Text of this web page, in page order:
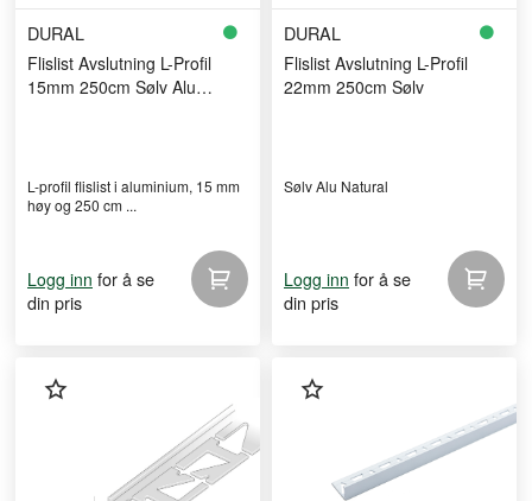
DURAL
Flislist Avslutning L-Profil
15mm 250cm Sølv Alu
L-profil flislist i aluminium, 15 mm
høy og 250 cm ...
Logg inn for å se
din pris
DURAL
Flislist Avslutning L-Profil
22mm 250cm Sølv
Sølv Alu Natural
Logg inn for å se
din pris